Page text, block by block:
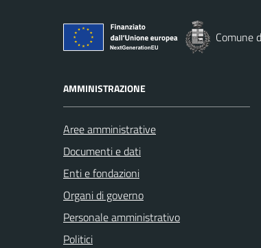
Comune
AMMINISTRAZIONE
Aree amministrative
Documenti e dati
Enti e fondazioni
Organi di governo
Personale amministrativo
Politici